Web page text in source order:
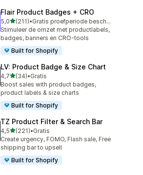
Flair Product Badges + CRO
5,0van 5 sterren
(211)
211 recensies in totaal
•
Gratis proefperiode beschikbaar
Stimuleer de omzet met productlabels,
badges, banners en CRO-tools
Built for Shopify
LV: Product Badge & Size Chart
4,7van 5 sterren
(34)
34 recensies in totaal
•Gratis
Boost sales with product badges,
product labels & size charts
Built for Shopify
TZ Product Filter & Search Bar
4,5van 5 sterren
(221)
221 recensies in totaal
•Gratis
Create urgency, FOMO, Flash sale, Free
shipping bar to upsell
Built for Shopify